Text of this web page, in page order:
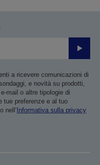
Invia
a ricevere comunicazioni di
e novità su prodotti,
mail o altre tipologie di
tue preferenze e al tuo
nell’ Informativa sulla privacy